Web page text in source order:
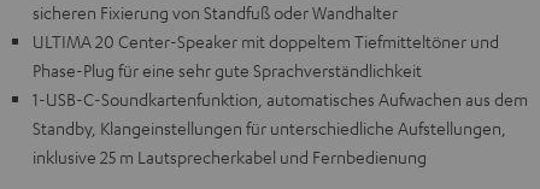
sicheren Fixierung von Standfuß oder Wandhalter
ULTIMA 20 Center-Speaker mit doppeltem Tiefmitteltöner und
Phase-Plug für eine sehr gute Sprachverständlichkeit
1-USB-C-Soundkartenfunktion, automatisches Aufwachen aus dem
Standby, Klangeinstellungen für unterschiedliche Aufstellungen,
inklusive 25 m Lautsprecherkabel und Fernbedienung